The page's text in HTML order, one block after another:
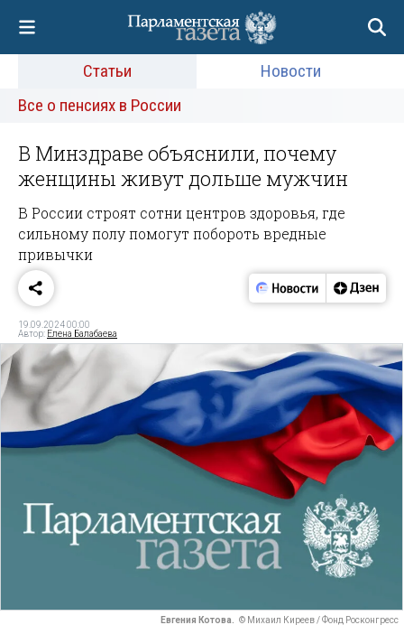
Статьи
Новости
Все о пенсиях в России
В Минздраве объяснили, почему
женщины живут дольше мужчин
В России строят сотни центров здоровья, где
сильному полу помогут побороть вредные
привычки
19.09.2024 00:00
Автор: Елена Балабаева
Евгения Котова. © Михаил Киреев / Фонд Росконгресс